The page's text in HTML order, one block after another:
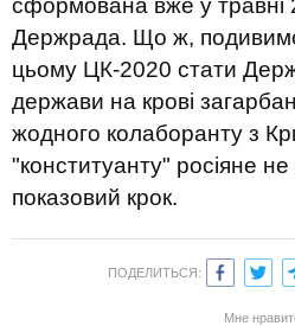
сформована вже у травні
Держрада. Що ж,
цьому ЦК-2020 стати
держави на крові
жодного колаборанту з
"конституанту" росіяне
показовий крок.
ПОДЕЛИТЬСЯ:
Мне